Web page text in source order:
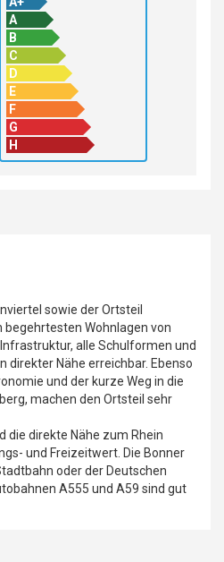
A
B
C
D
E
F
G
H
sowie der Ortsteil
begehrtesten Wohnlagen von
alle Schulformen und
direkter Nähe erreichbar. Ebenso
und der kurze Weg in die
machen den Ortsteil sehr
die direkte Nähe zum Rhein
und Freizeitwert. Die Bonner
oder der Deutschen
A555 und A59 sind gut